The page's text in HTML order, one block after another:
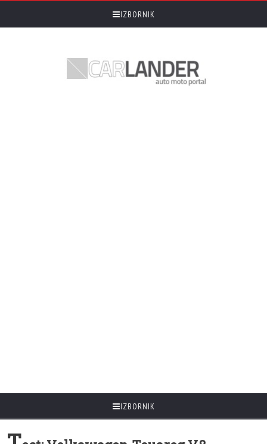
IZBORNIK
IZBORNIK